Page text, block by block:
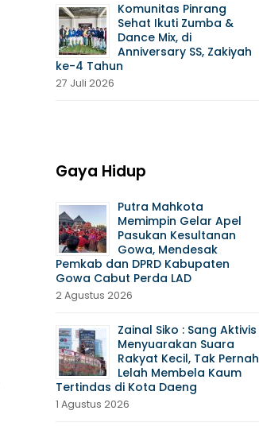
Komunitas Pinrang
Sehat Ikuti Zumba &
Dance Mix, di
Anniversary SS, Zakiyah
ke-4 Tahun
27 Juli 2026
Gaya Hidup
Putra Mahkota
Memimpin Gelar Apel
Pasukan Kesultanan
Gowa, Mendesak
Pemkab dan DPRD Kabupaten
Gowa Cabut Perda LAD
2 Agustus 2026
Zainal Siko : Sang Aktivis
Menyuarakan Suara
Rakyat Kecil, Tak Pernah
Lelah Membela Kaum
Tertindas di Kota Daeng
1 Agustus 2026